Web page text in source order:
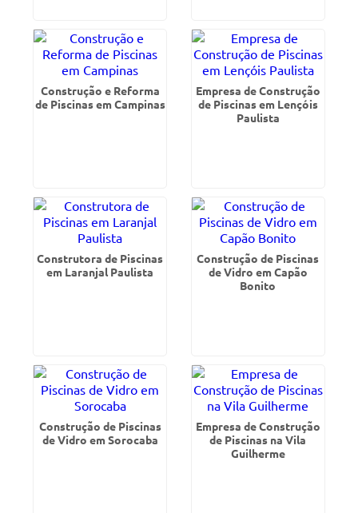
Construção e Reforma
de Piscinas em Campinas
Empresa de Construção
de Piscinas em Lençóis
Paulista
Construtora de Piscinas
em Laranjal Paulista
Construção de Piscinas
de Vidro em Capão
Bonito
Construção de Piscinas
de Vidro em Sorocaba
Empresa de Construção
de Piscinas na Vila
Guilherme